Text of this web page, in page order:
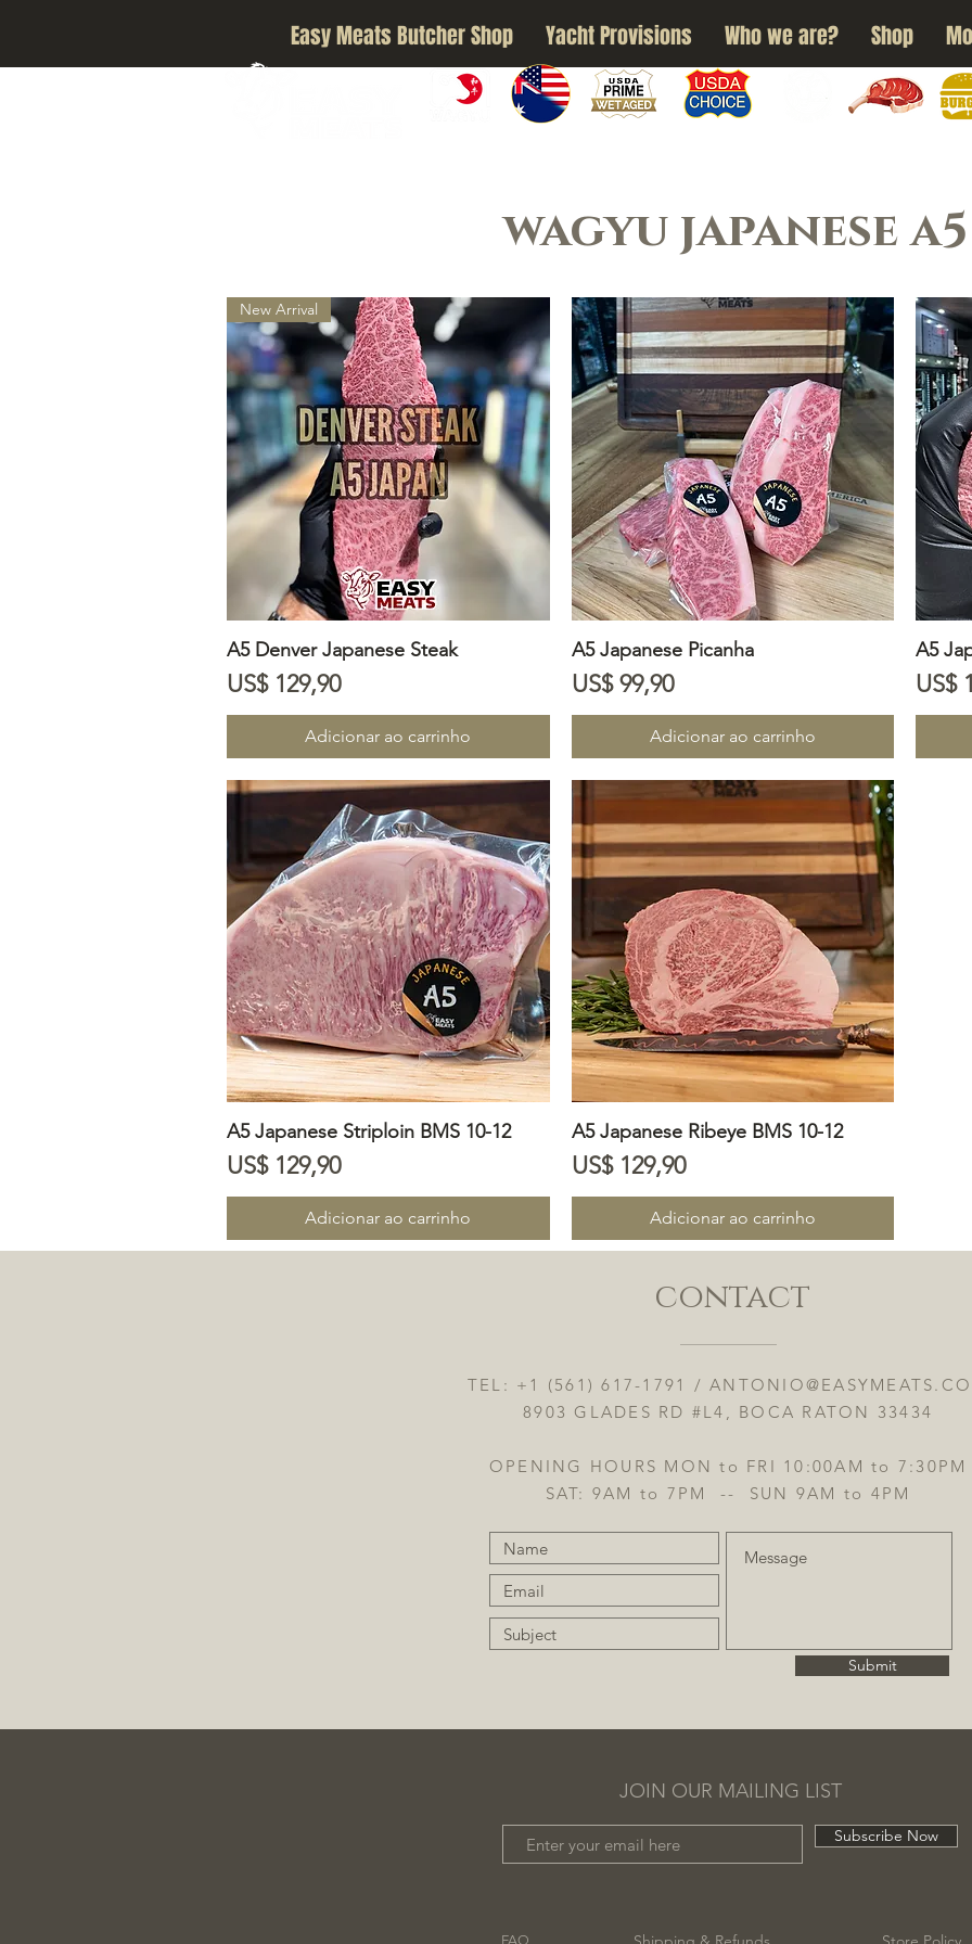
Easy Meats Butcher Shop Yacht Provisions Who we are? Shop
wagyu japanese a5
Visualização rápida
New Arrival
A5 Denver Japanese Steak
Preço
US$ 129,90
Adicionar ao carrinho
Visualização rápida
A5 Japanese Picanha
Preço
US$ 99,90
Adicionar ao carrinho
A5
US$
Visualização rápida
A5 Japanese Striploin BMS 10-12
Preço
US$ 129,90
Adicionar ao carrinho
Visualização rápida
A5 Japanese Ribeye BMS 10-12
Preço
US$ 129,90
Adicionar ao carrinho
contact
TEL: +1 (561) 617-1791 /
8903 GLADES RD #L4, BOCA RATON 33434
OPENING HOURS MON to FRI 10:00AM to 7:30PM
SAT: 9AM to 7PM -- SUN 9AM to 4PM
Submit
JOIN OUR MAILING LIST
Subscribe Now
FAQ